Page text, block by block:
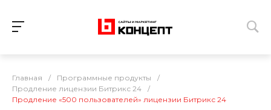
Главная / Программные продукты
/
Продление лицензии Битрикс 24
/
Продление «500 пользователей» лицензии Битрикс 24